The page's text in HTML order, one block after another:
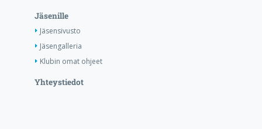
Jäsenille
Jäsensivusto
Jäsengalleria
Klubin omat ohjeet
Yhteystiedot